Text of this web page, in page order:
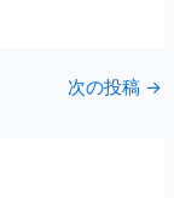
次の投稿 →